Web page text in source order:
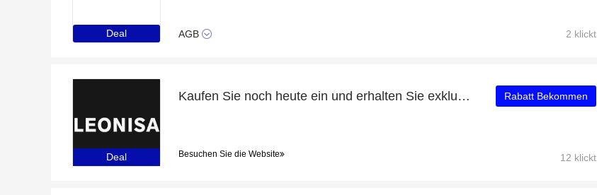
Deal AGB 2 klickt
Deal
Kaufen Sie noch heute ein und erhalten Sie exklusive Angebote
Besuchen Sie die Website
Rabatt Bekommen
12 klickt